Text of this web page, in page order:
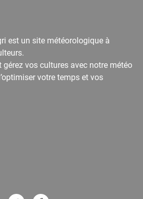
est un site météorologique à
gérez vos cultures avec notre météo
votre temps et vos